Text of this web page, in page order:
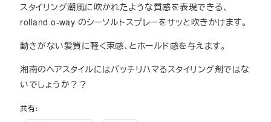
スタイリング潮風に吹かれたような質感を表現できる、
rolland o-way のシーソルトスプレーをサッと吹きかけます。
動きがない髪質に軽く束感、とホールド感を与えます。
湘南のヘアスタイルにはバッチリハマるスタイリング剤ではな
いでしょうか？？
共有: